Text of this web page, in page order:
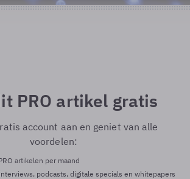
PRO artikel gratis
account aan en geniet van alle
voordelen:
artikelen per maand
podcasts, digitale specials en whitepapers